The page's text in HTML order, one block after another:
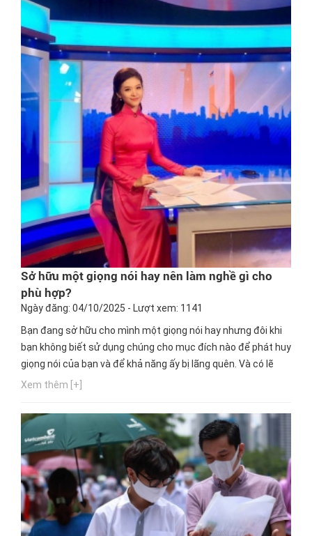
Sở hữu một giọng nói hay nên làm nghề gì cho
phù hợp?
Ngày đăng: 04/10/2025 - Lượt xem: 1141
Bạn đang sở hữu cho mình một giọng nói hay nhưng đôi khi
bạn không biết sử dụng chúng cho mục đích nào để phát huy
giọng nói của bạn và để khả năng ấy bị lãng quên. Và có lẽ
bạn đang thắc mắc với một giọng nói hay nên làm ngành
nghiệp GPO cập nhật thông tin này nhé!
Xem thêm [+]